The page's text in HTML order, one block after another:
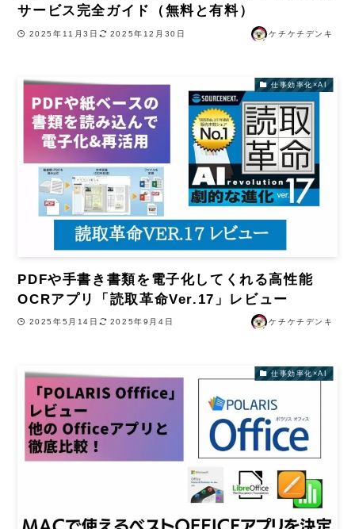
サービス完全ガイド（無料と有料）
2025年11月3日 2025年12月30日 ケチケチデンキ
仕事効率化×AI
PDFや手書き書類を電子化してくれる高性能
OCRアプリ「読取革命Ver.17」レビュー
2025年5月14日 2025年9月4日 ケチケチデンキ
仕事効率化×AI